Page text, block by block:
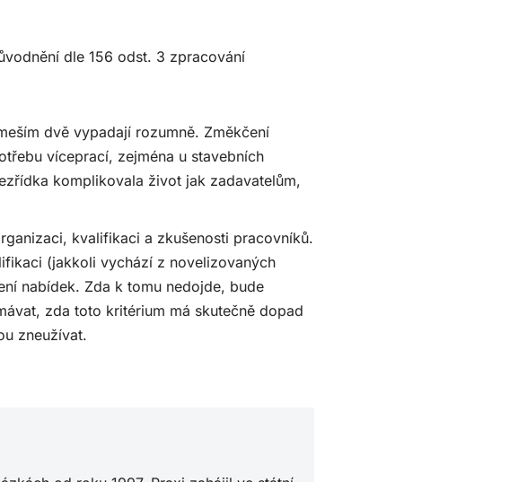
dle 156 odst. 3 zpracování
dvě vypadají rozumně. Změkčení
víceprací, zejména u stavebních
komplikovala život jak zadavatelům,
kvalifikaci a zkušenosti pracovníků.
(jakkoli vychází z novelizovaných
nabídek. Zda k tomu nedojde, bude
zda toto kritérium má skutečně dopad
zneužívat.